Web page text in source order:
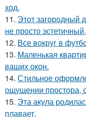
ход.
11. Этот загородный
не просто
12. Все вокруг в
13. Маленькая
ваших окон.
14. Стильное
ощущении простора,
15. Эта акула
плавает.